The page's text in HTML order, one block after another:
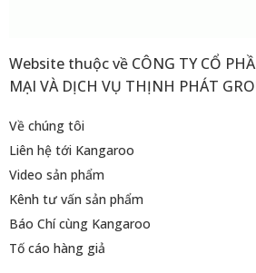
Website thuộc về CÔNG TY CỔ
MẠI VÀ DỊCH VỤ THỊNH PHÁT
Về chúng tôi
Liên hệ tới Kangaroo
Video sản phẩm
Kênh tư vấn sản phẩm
Báo Chí cùng Kangaroo
Tố cáo hàng giả